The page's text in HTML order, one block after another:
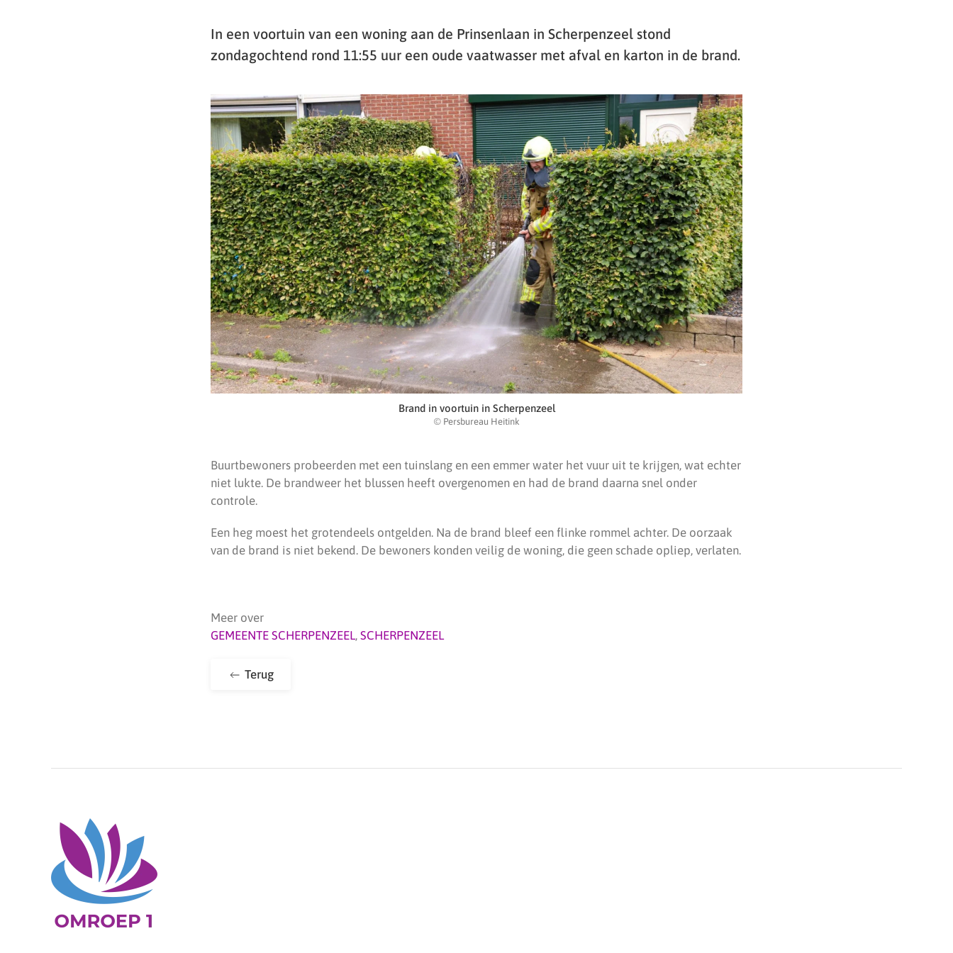
In een voortuin van een woning aan de Prinsenlaan in Scherpenzeel stond
zondagochtend rond 11:55 uur een oude vaatwasser met afval en karton in de brand.
Brand in voortuin in Scherpenzeel
© Persbureau Heitink
Buurtbewoners probeerden met een tuinslang en een emmer water het vuur uit te krijgen, wat echter
niet lukte. De brandweer het blussen heeft overgenomen en had de brand daarna snel onder
controle.
Een heg moest het grotendeels ontgelden. Na de brand bleef een flinke rommel achter. De oorzaak
van de brand is niet bekend. De bewoners konden veilig de woning, die geen schade opliep, verlaten.
Meer over
GEMEENTE SCHERPENZEEL, SCHERPENZEEL
Terug